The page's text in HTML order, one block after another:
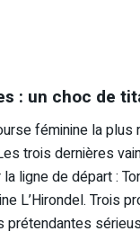
: un choc de
féminine la
trois dernières
ligne de départ :
L’Hirondel. Trois
prétendantes